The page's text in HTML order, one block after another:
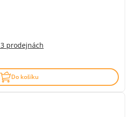
3 prodejnách
Do košíku